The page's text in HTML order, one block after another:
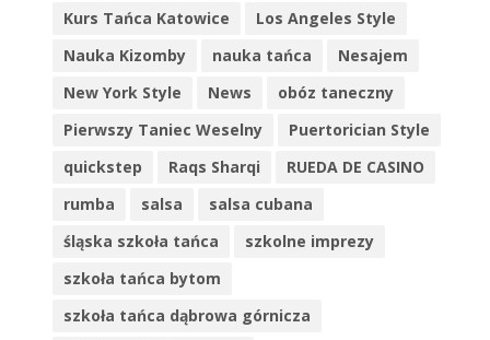
Kurs Tańca Katowice
Los Angeles Style
Nauka Kizomby
nauka tańca
Nesajem
New York Style
News
obóz taneczny
Pierwszy Taniec Weselny
Puertorician Style
quickstep
Raqs Sharqi
RUEDA DE CASINO
rumba
salsa
salsa cubana
śląska szkoła tańca
szkolne imprezy
szkoła tańca bytom
szkoła tańca dąbrowa górnicza